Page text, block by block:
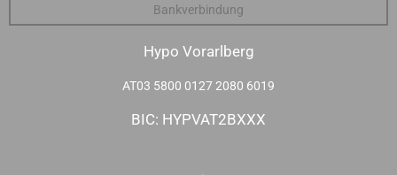
Bankverbindung
Hypo Vorarlberg
AT03 5800 0127 2080 6019
BIC: HYPVAT2BXXX